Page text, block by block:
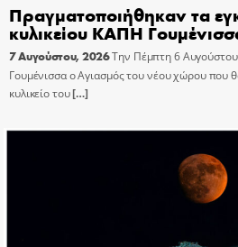
Πραγματοποιήθηκαν τα
κυλικείου ΚΑΠΗ
7 Αυγούστου, 2026Την Πέμπτη 6
Γουμένισσα ο Αγιασμός του νέου χώρου που
κυλικείο του[…]